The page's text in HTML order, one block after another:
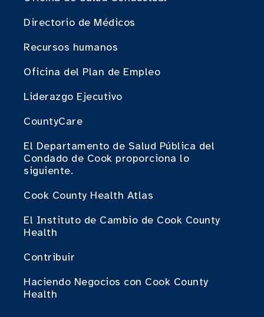
Directorio de Médicos
Recursos humanos
Oficina del Plan de Empleo
Liderazgo Ejecutivo
CountyCare
El Departamento de Salud Pública del
Condado de Cook proporciona lo
siguiente.
Cook County Health Atlas
El Instituto de Cambio de Cook County
Health
Contribuir
Haciendo Negocios con Cook County
Health